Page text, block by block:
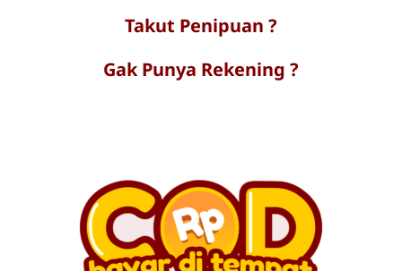
Takut Penipuan ?
Gak Punya Rekening ?